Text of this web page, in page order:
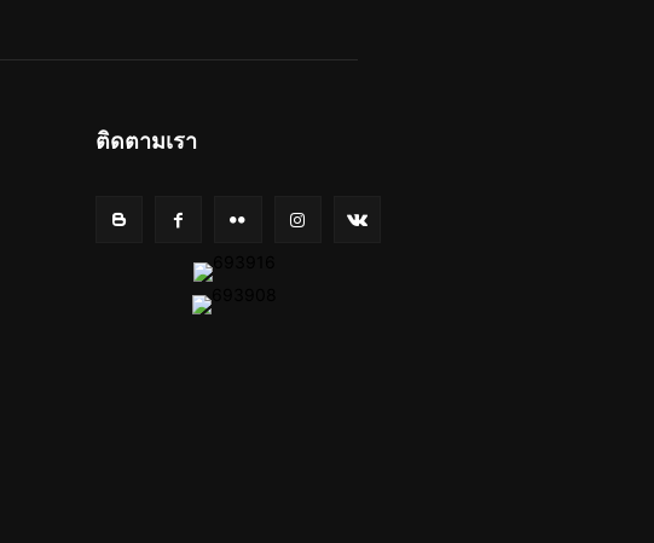
ติดตามเรา